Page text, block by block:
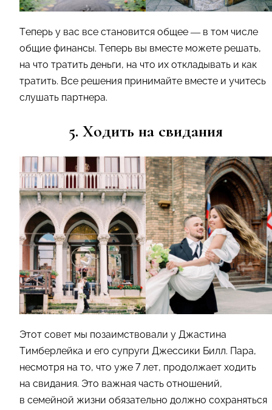
Теперь у вас все становится общее — в том числе
общие финансы. Теперь вы вместе можете решать,
на что тратить деньги, на что их откладывать и как
тратить. Все решения принимайте вместе и учитесь
слушать партнера.
5. Ходить на свидания
Этот совет мы позаимствовали у Джастина
Тимберлейка и его супруги Джессики Билл. Пара,
несмотря на то, что уже 7 лет, продолжает ходить
на свидания. Это важная часть отношений,
в семейной жизни обязательно должно сохраняться